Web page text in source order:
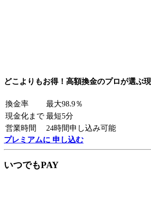
どこよりもお得！高額換金のプロが選ぶ
換金率
最大98.9％
現金化まで 最短5分
営業時間
24時間申し込み可能
プレミアムに 申し込む
いつでもPAY